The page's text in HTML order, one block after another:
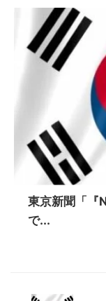
東京新聞「『
で...